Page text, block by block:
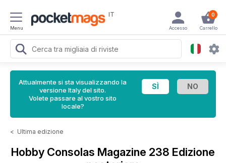
Menu
IT 0
Carrello
Accesso
Attualmente si sta visualizzando la
versione Italy del sito.
Volete passare al vostro sito
locale?
< Ultima edizione
Hobby Consolas Magazine 238 Edizione